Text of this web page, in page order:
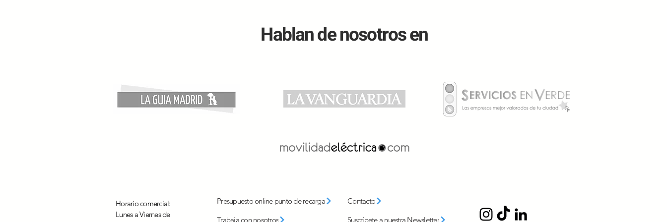
¿Cómo influye la eficiencia
energética en el valor de una
El impacto de la movilidad
eléctrica en el consumo
Diferencias entre boletín
eléctrico y certificado de
Hablan de nosotros en
Horario comercial:
Lunes a Viernes de
Presupuesto online punto de recarga
Trabaja con nosotros
Contacto
Suscríbete a nuestra Newsletter